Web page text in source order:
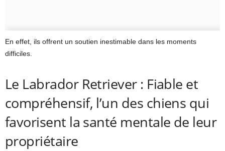
En effet, ils offrent un soutien inestimable dans les moments
difficiles.
Le Labrador Retriever : Fiable et
compréhensif, l’un des chiens qui
favorisent la santé mentale de leur
propriétaire